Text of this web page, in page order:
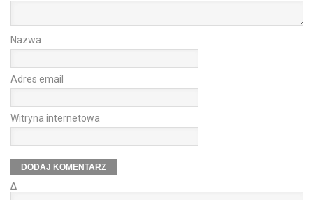
Nazwa
Adres email
Witryna internetowa
Δ